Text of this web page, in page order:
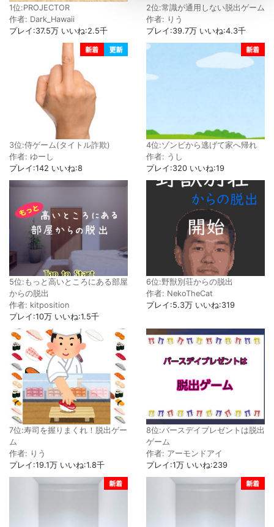
1位:PROJECTOR
作者: Dark_Hawaii
プレイ:37.5万 いいね:2.5千
2位:常識が通用しない脱出ゲーム
作者: りう
プレイ:39.7万 いいね:4.3千
3位:侍ゲーム(タイトル詐欺)
作者: ゆーし
プレイ:142 いいね:8
4位:ゾンビから逃げて家へ帰れ
作者: うし
プレイ:320 いいね:19
5位:もっと高いところにある部屋
からの脱出
作者: kitposition
プレイ:10万 いいね:1.5千
6位:野獣別荘からの脱出
作者: NekoTheCat
プレイ:5.3万 いいね:319
7位:寿司を握りまくれ！脱出ゲー
ム
作者: りう
プレイ:19.1万 いいね:1.8千
8位:バースデイプレゼントは脱出
ゲーム
作者: アーモンドアイ
プレイ:1万 いいね:239